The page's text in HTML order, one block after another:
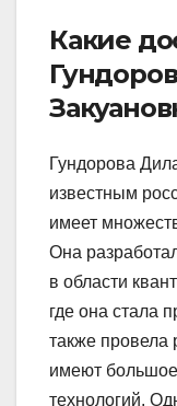
Какие
Гундорова
известным
имеет
Она
в области
где она стала
также провела
имеют большое
технологий.